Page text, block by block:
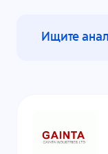
Ищите